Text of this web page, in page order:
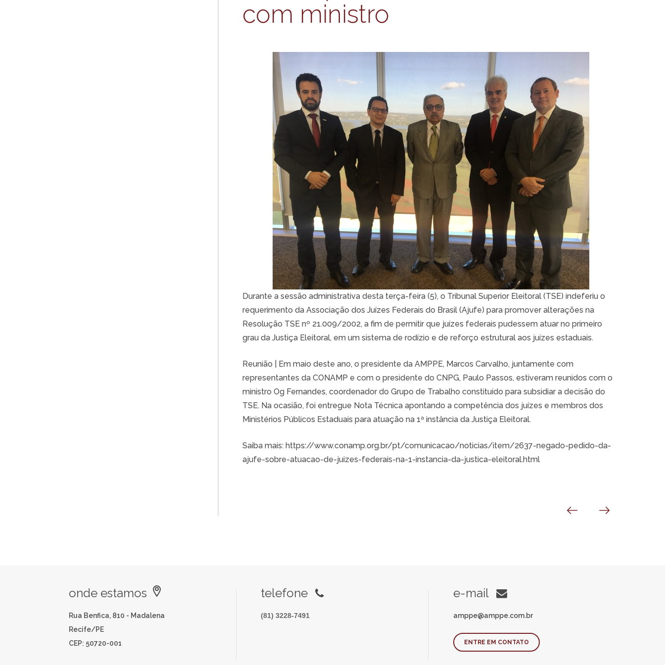
com ministro
Durante a sessão administrativa desta terça-feira (5), o Tribunal Superior Eleitoral (TSE) indeferiu o
requerimento da Associação dos Juízes Federais do Brasil (Ajufe) para promover alterações na
Resolução TSE nº 21.009/2002, a fim de permitir que juízes federais pudessem atuar no primeiro
grau da Justiça Eleitoral, em um sistema de rodízio e de reforço estrutural aos juízes estaduais.
Reunião | Em maio deste ano, o presidente da AMPPE, Marcos Carvalho, juntamente com
representantes da CONAMP e com o presidente do CNPG, Paulo Passos, estiveram reunidos com o
ministro Og Fernandes, coordenador do Grupo de Trabalho constituído para subsidiar a decisão do
TSE. Na ocasião, foi entregue Nota Técnica apontando a competência dos juízes e membros dos
Ministérios Públicos Estaduais para atuação na 1ª instância da Justiça Eleitoral.
Saiba mais: https://www.conamp.org.br/pt/comunicacao/noticias/item/2637-negado-pedido-da-
ajufe-sobre-atuacao-de-juizes-federais-na-1-instancia-da-justica-eleitoral.html
onde estamos
Rua Benfica, 810 - Madalena
Recife/PE
CEP: 50720-001
telefone
(81) 3228-7491
e-mail
amppe@amppe.com.br
ENTRE EM CONTATO